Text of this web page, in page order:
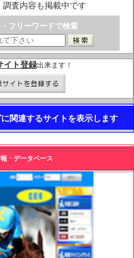
査内容も掲載中です
フリーワードで検索
イト登録出来ます！
関連するサイトを表示します
・データベース